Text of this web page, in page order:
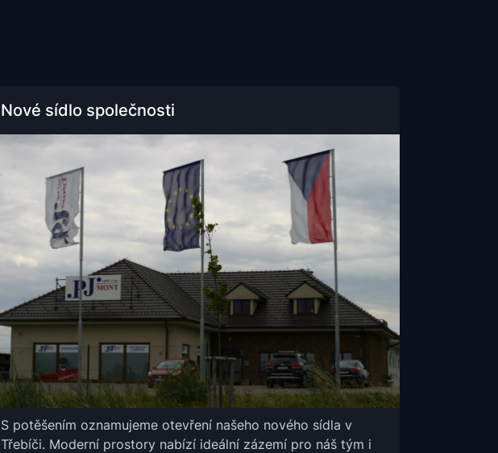
Nové sídlo společnosti
S potěšením oznamujeme otevření našeho nového sídla v
Třebíči. Moderní prostory nabízí ideální zázemí pro náš tým i